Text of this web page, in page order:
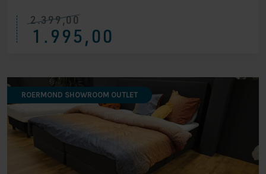
2.399,00
Ursprünglicher
Preis
war:1.995,00
Aktueller
Preis
ist:
ROERMOND SHOWROOM OUTLET